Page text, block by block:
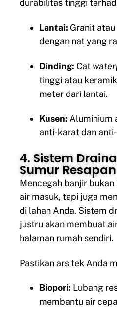
durabilitas tinggi
Lantai: Granit
dengan nat yang
Dinding: Cat
tinggi atau
meter dari lantai.
Kusen: Aluminium
anti-karat dan
4. Sistem
Sumur
Mencegah banjir bukan
air masuk, tapi juga
di lahan Anda. Sistem
justru akan membuat
halaman rumah sendiri.
Pastikan arsitek Anda
Biopori: Lubang
membantu air